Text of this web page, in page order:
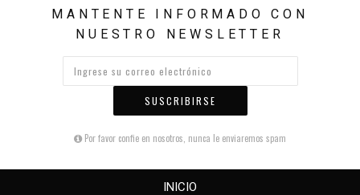
MANTENTE INFORMADO CON
NUESTRO NEWSLETTER
SUSCRIBIRSE
Por favor confie en nosotros, nunca le enviaremos spam
INICIO